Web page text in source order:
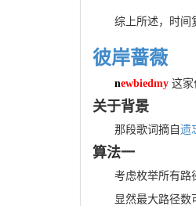
综上所述，时间
彼岸蔷薇
newbiedmy 这家
关于背景
那段歌词摘自 遗
算法一
考虑枚举所有路
显然最大路径数